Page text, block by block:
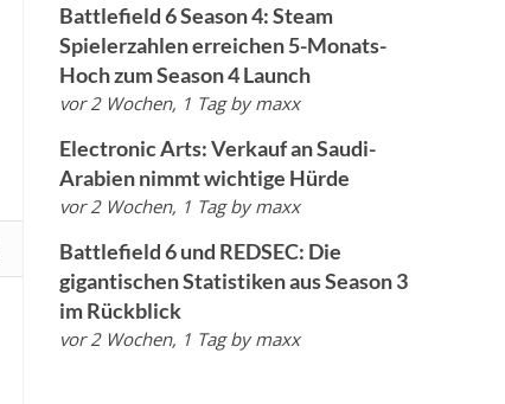
Battlefield 6 Season 4: Steam
Spielerzahlen erreichen 5-Monats-
Hoch zum Season 4 Launch
vor 2 Wochen, 1 Tag bymaxx
Electronic Arts: Verkauf an Saudi-
Arabien nimmt wichtige Hürde
vor 2 Wochen, 1 Tag bymaxx
Battlefield 6 und REDSEC: Die
gigantischen Statistiken aus Season 3
im Rückblick
vor 2 Wochen, 1 Tag bymaxx